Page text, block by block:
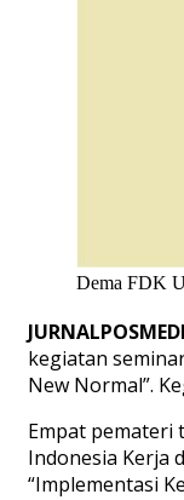
Dema FDK
kegiatan
New Normal”.
Empat pemateri
Indonesia Kerja
“Implementasi